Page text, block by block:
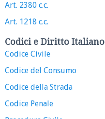
Art. 2380 c.c.
Art. 1218 c.c.
Codici e Diritto Italiano
Codice Civile
Codice del Consumo
Codice della Strada
Codice Penale